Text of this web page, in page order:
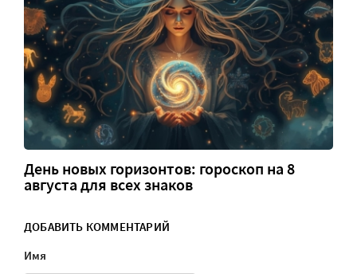
День новых горизонтов: гороскоп на 8
августа для всех знаков
ДОБАВИТЬ КОММЕНТАРИЙ
Имя